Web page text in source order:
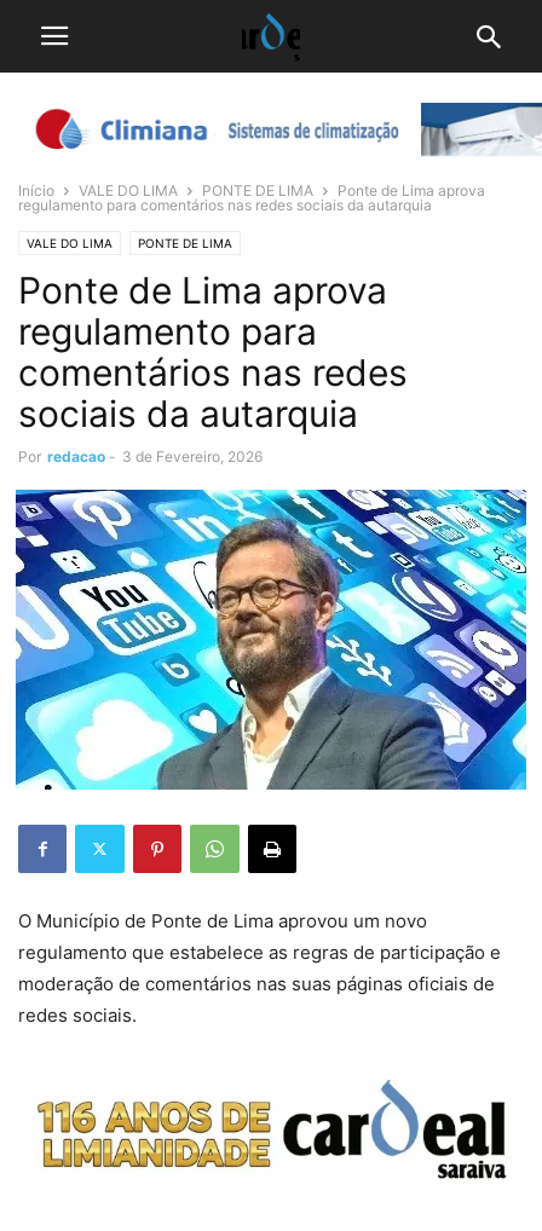
Início VALE DO LIMA PONTE DE LIMA
Ponte de Lima aprova
regulamento para comentários nas redes sociais da autarquia
VALE DO LIMA PONTE DE LIMA
Ponte de Lima aprova
regulamento para
comentários nas redes
sociais da autarquia
Por redacao - 3 de Fevereiro, 2026
O Município de Ponte de Lima aprovou um novo
regulamento que estabelece as regras de participação e
moderação de comentários nas suas páginas oficiais de
redes sociais.